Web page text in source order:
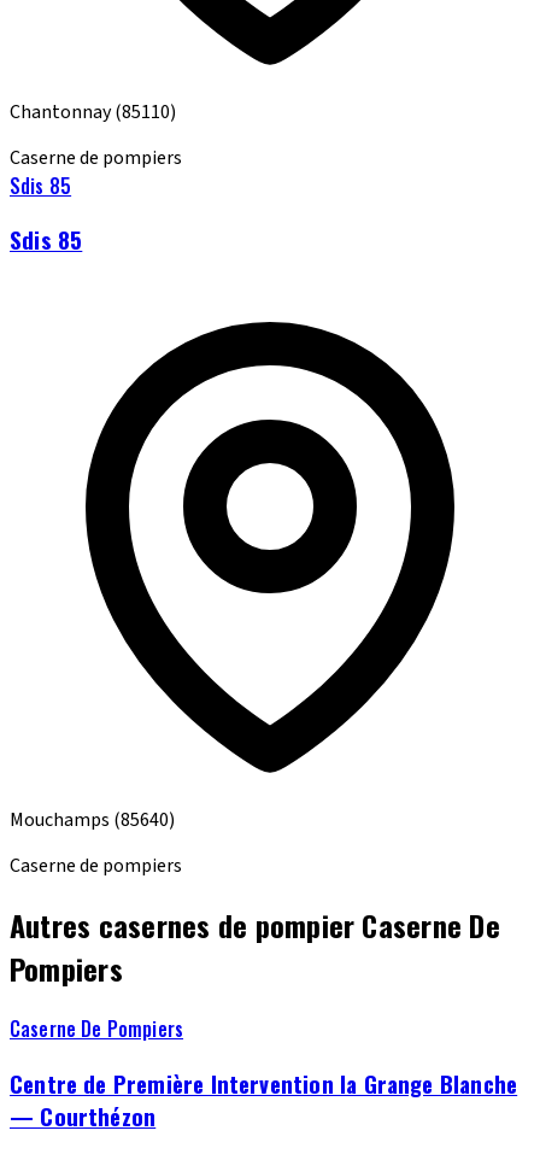
Chantonnay(85110)
Caserne de pompiers
Sdis 85
Sdis 85
Mouchamps (85640)
Caserne de pompiers
Autres casernes de pompier Caserne De
Pompiers
Caserne De Pompiers
Centre de Première Intervention la Grange Blanche
— Courthézon